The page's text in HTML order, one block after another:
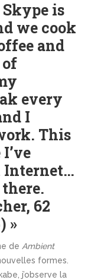
Skype is
we cook
and
every
I
This
…
62
»
de Ambient
formes.
j’observe la